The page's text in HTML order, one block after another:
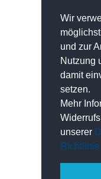
Wir
und zur
Nutzung
damit
setzen.
Mehr
unserer
Richtlinie